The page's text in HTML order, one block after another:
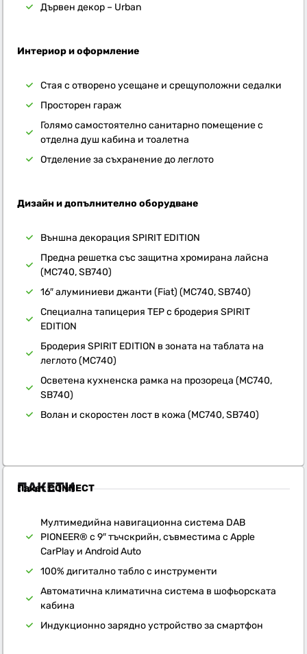
Дървен декор – Urban
Интериор и оформление
Стая с отворено усещане и срещуположни седалки
Просторен гараж
Голямо самостоятелно санитарно помещение с
отделна душ кабина и тоалетна
Отделение за съхранение до леглото
Дизайн и допълнително оборудване
Външна декорация SPIRIT EDITION
Предна решетка със защитна хромирана лайсна
(MC740, SB740)
16″ алуминиеви джанти (Fiat) (MC740, SB740)
Специална тапицерия TEP с бродерия SPIRIT
EDITION
Бродерия SPIRIT EDITION в зоната на таблата на
леглото (MC740)
Осветена кухненска рамка на прозореца (MC740,
SB740)
Волан и скоростен лост в кожа (MC740, SB740)
ПАКЕТИ
Пакет CONNECT
Мултимедийна навигационна система DAB
PIONEER® с 9″ тъчскрийн, съвместима с Apple
CarPlay и Android Auto
100% дигитално табло с инструменти
Автоматична климатична система в шофьорската
кабина
Индукционно зарядно устройство за смартфон